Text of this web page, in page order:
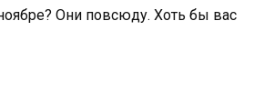
Они повсюду. Хоть бы вас